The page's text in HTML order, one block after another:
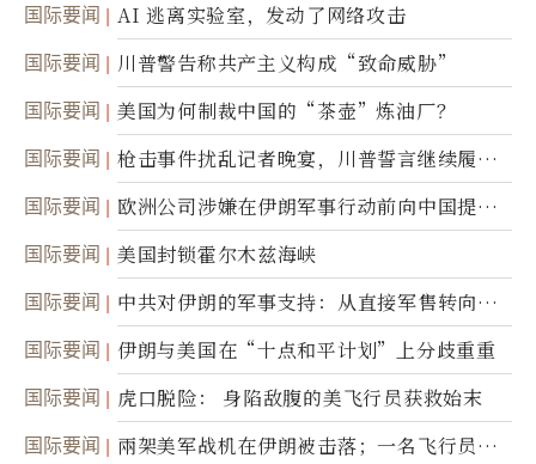
国际要闻 AI 逃离实验室，发动了网络攻击
国际要闻 川普警告称共产主义构成“致命威胁”
国际要闻 美国为何制裁中国的“茶壶”炼油厂？
国际要闻
枪击事件扰乱记者晚宴，川普誓言继续履行
职责
国际要闻
欧洲公司涉嫌在伊朗军事行动前向中国提供
美军基地的卫星图像
国际要闻 美国封锁霍尔木兹海峡
国际要闻
中共对伊朗的军事支持：从直接军售转向间
接技术转让
国际要闻 伊朗与美国在“十点和平计划”上分歧重重
国际要闻 虎口脱险： 身陷敌腹的美飞行员获救始末
国际要闻
兩架美军战机在伊朗被击落；一名飞行员失